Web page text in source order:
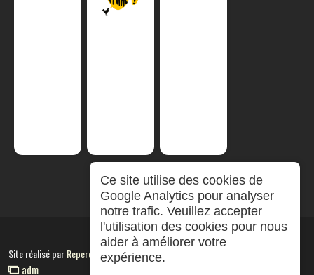
Site réalisé parRepereCom
adm
Ce site utilise des cookies de
Google Analytics pour analyser
notre trafic. Veuillez accepter
l'utilisation des cookies pour nous
aider à améliorer votre
expérience.